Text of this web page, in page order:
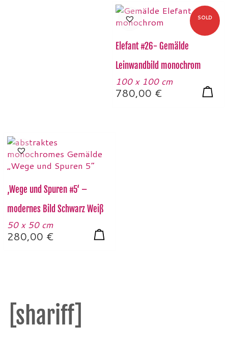
SOLD
Elefant #26- Gemälde
Leinwandbild monochrom
100 x 100 cm
780,00 €
‚Wege und Spuren #5‘ –
modernes Bild Schwarz Weiß
50 x 50 cm
280,00 €
[shariff]